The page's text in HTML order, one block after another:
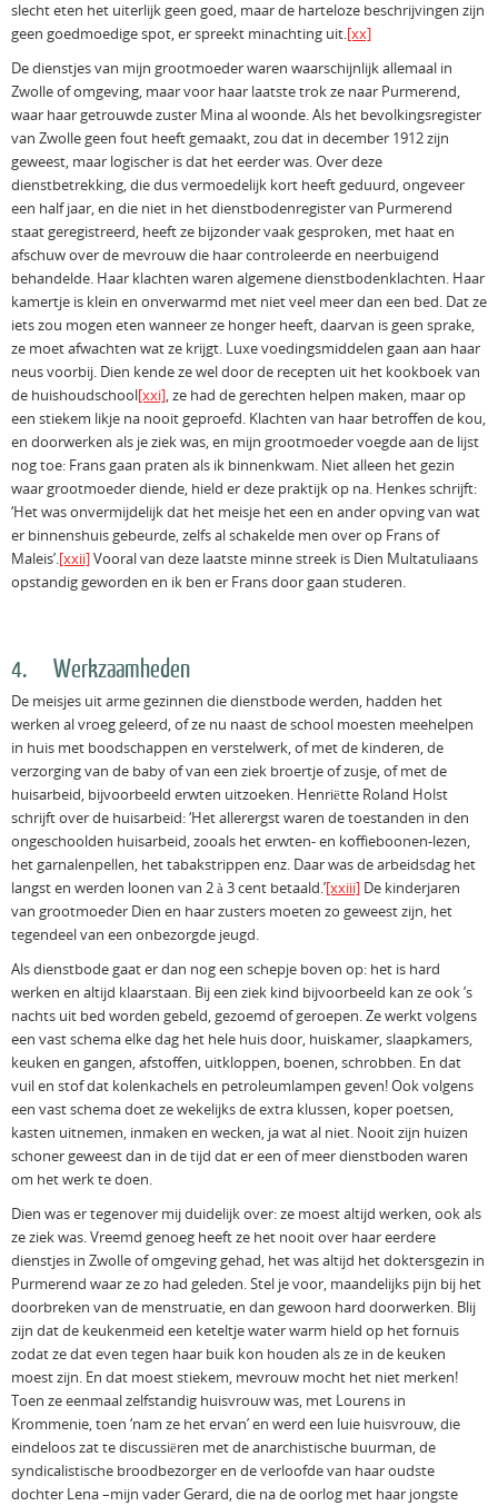
slecht eten het uiterlijk geen goed, maar de harteloze beschrijvingen zijn
geen goedmoedige spot, er spreekt minachting uit.[xx]
De dienstjes van mijn grootmoeder waren waarschijnlijk allemaal in
Zwolle of omgeving, maar voor haar laatste trok ze naar Purmerend,
waar haar getrouwde zuster Mina al woonde. Als het bevolkingsregister
van Zwolle geen fout heeft gemaakt, zou dat in december 1912 zijn
geweest, maar logischer is dat het eerder was. Over deze
dienstbetrekking, die dus vermoedelijk kort heeft geduurd, ongeveer
een half jaar, en die niet in het dienstbodenregister van Purmerend
staat geregistreerd, heeft ze bijzonder vaak gesproken, met haat en
afschuw over de mevrouw die haar controleerde en neerbuigend
behandelde. Haar klachten waren algemene dienstbodenklachten. Haar
kamertje is klein en onverwarmd met niet veel meer dan een bed. Dat ze
iets zou mogen eten wanneer ze honger heeft, daarvan is geen sprake,
ze moet afwachten wat ze krijgt. Luxe voedingsmiddelen gaan aan haar
neus voorbij. Dien kende ze wel door de recepten uit het kookboek van
de huishoudschool[xxi], ze had de gerechten helpen maken, maar op
een stiekem likje na nooit geproefd. Klachten van haar betroffen de kou,
en doorwerken als je ziek was, en mijn grootmoeder voegde aan de lijst
nog toe: Frans gaan praten als ik binnenkwam. Niet alleen het gezin
waar grootmoeder diende, hield er deze praktijk op na. Henkes schrijft:
‘Het was onvermijdelijk dat het meisje het een en ander opving van wat
er binnenshuis gebeurde, zelfs al schakelde men over op Frans of
Maleis’.[xxii]Vooral van deze laatste minne streek is Dien Multatuliaans
opstandig geworden en ik ben er Frans door gaan studeren.
4. Werkzaamheden
De meisjes uit arme gezinnen die dienstbode werden, hadden het
werken al vroeg geleerd, of ze nu naast de school moesten meehelpen
in huis met boodschappen en verstelwerk, of met de kinderen, de
verzorging van de baby of van een ziek broertje of zusje, of met de
huisarbeid, bijvoorbeeld erwten uitzoeken. Henriëtte Roland Holst
schrijft over de huisarbeid: ‘Het allerergst waren de toestanden in den
ongeschoolden huisarbeid, zooals het erwten- en koffieboonen-lezen,
het garnalenpellen, het tabakstrippen enz. Daar was de arbeidsdag het
langst en werden loonen van 2 à 3 cent betaald.’[xxiii] De kinderjaren
van grootmoeder Dien en haar zusters moeten zo geweest zijn, het
tegendeel van een onbezorgde jeugd.
Als dienstbode gaat er dan nog een schepje boven op: het is hard
werken en altijd klaarstaan. Bij een ziek kind bijvoorbeeld kan ze ook ’s
nachts uit bed worden gebeld, gezoemd of geroepen. Ze werkt volgens
een vast schema elke dag het hele huis door, huiskamer, slaapkamers,
keuken en gangen, afstoffen, uitkloppen, boenen, schrobben. En dat
vuil en stof dat kolenkachels en petroleumlampen geven! Ook volgens
een vast schema doet ze wekelijks de extra klussen, koper poetsen,
kasten uitnemen, inmaken en wecken, ja wat al niet. Nooit zijn huizen
schoner geweest dan in de tijd dat er een of meer dienstboden waren
om het werk te doen.
Dien was er tegenover mij duidelijk over: ze moest altijd werken, ook als
ze ziek was. Vreemd genoeg heeft ze het nooit over haar eerdere
dienstjes in Zwolle of omgeving gehad, het was altijd het doktersgezin in
Purmerend waar ze zo had geleden. Stel je voor, maandelijks pijn bij het
doorbreken van de menstruatie, en dan gewoon hard doorwerken. Blij
zijn dat de keukenmeid een keteltje water warm hield op het fornuis
zodat ze dat even tegen haar buik kon houden als ze in de keuken
moest zijn. En dat moest stiekem, mevrouw mocht het niet merken!
Toen ze eenmaal zelfstandig huisvrouw was, met Lourens in
Krommenie, toen ‘nam ze het ervan’ en werd een luie huisvrouw, die
eindeloos zat te discussiëren met de anarchistische buurman, de
syndicalistische broodbezorger en de verloofde van haar oudste
dochter Lena –mijn vader Gerard, die na de oorlog met haar jongste